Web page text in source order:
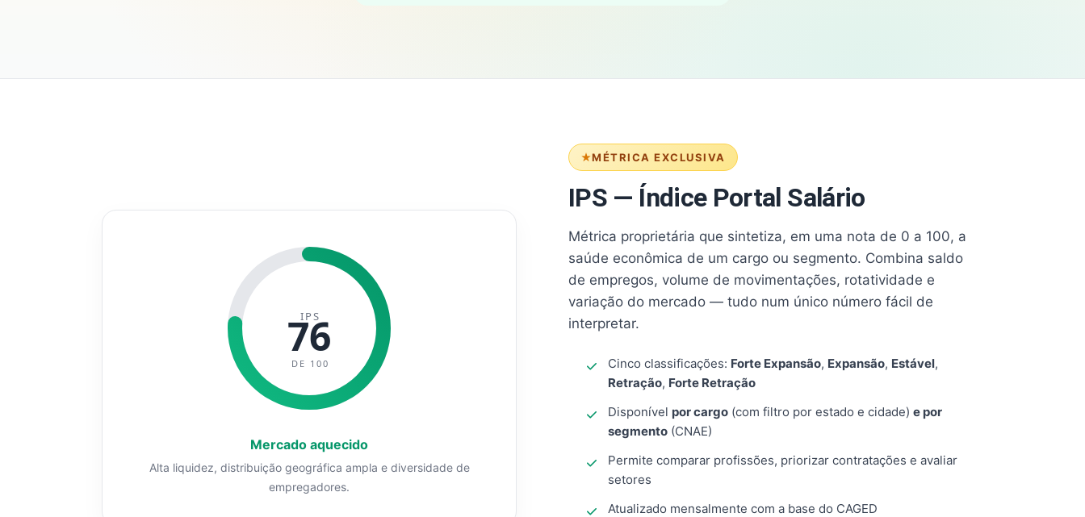
MÉTRICA EXCLUSIVA
IPS — Índice Portal Salário
Métrica proprietária que sintetiza, em uma nota de 0 a 100, a
saúde econômica de um cargo ou segmento. Combina saldo
de empregos, volume de movimentações, rotatividade e
variação do mercado — tudo num único número fácil de
interpretar.
Cinco classificações: Forte Expansão, Expansão, Estável,
Retração, Forte Retração
Disponível por cargo (com filtro por estado e cidade) e por
segmento (CNAE)
Permite comparar profissões, priorizar contratações e avaliar
setores
Atualizado mensalmente com a base do CAGED
IPS
76
DE 100
Mercado aquecido
Alta liquidez, distribuição geográfica ampla e diversidade de
empregadores.